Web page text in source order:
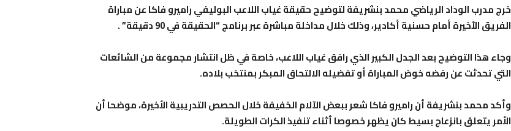
خرج مدرب الوداد الرياضي محمد بنشريفة لتوضيح حقيقة غياب اللاعب البوليفي راميرو فاكا عن مباراة
الفريق الأخيرة أمام حسنية أكادير، وذلك خلال مداخلة مباشرة عبر برنامج “الحقيقة في 90 دقيقة” .
وجاء هذا التوضيح بعد الجدل الكبير الذي رافق غياب اللاعب، خاصة في ظل انتشار مجموعة من الشائعات
التي تحدثت عن رفضه خوض المباراة أو تفضيله الالتحاق المبكر بمنتخب بلاده.
وأكد محمد بنشريفة أن راميرو فاكا شعر ببعض الآلام الخفيفة خلال الحصص التدريبية الأخيرة، موضحا أن
الأمر يتعلق بانزعاج بسيط كان يظهر خصوصا أثناء تنفيذ الكرات الطويلة.